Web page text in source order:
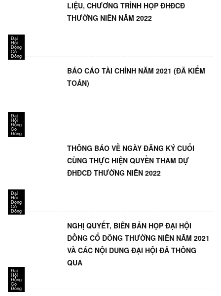
LIỆU, CHƯƠNG TRÌNH HỌP ĐHĐCĐ
THƯỜNG NIÊN NĂM 2022
Đại
Hội
Đồng
Cổ
Đông
BÁO CÁO TÀI CHÍNH NĂM 2021 (ĐÃ KIỂM
TOÁN)
Đại
Hội
Đồng
Cổ
Đông
THÔNG BÁO VỀ NGÀY ĐĂNG KÝ CUỐI
CÙNG THỰC HIỆN QUYỀN THAM DỰ
ĐHĐCĐ THƯỜNG NIÊN 2022
Đại
Hội
Đồng
Cổ
Đông
NGHỊ QUYẾT, BIÊN BẢN HỌP ĐẠI HỘI
ĐỒNG CỔ ĐÔNG THƯỜNG NIÊN NĂM 2021
VÀ CÁC NỘI DUNG ĐẠI HỘI ĐÃ THÔNG
QUA
Đại
Hội
Đồng
Cổ
Đông